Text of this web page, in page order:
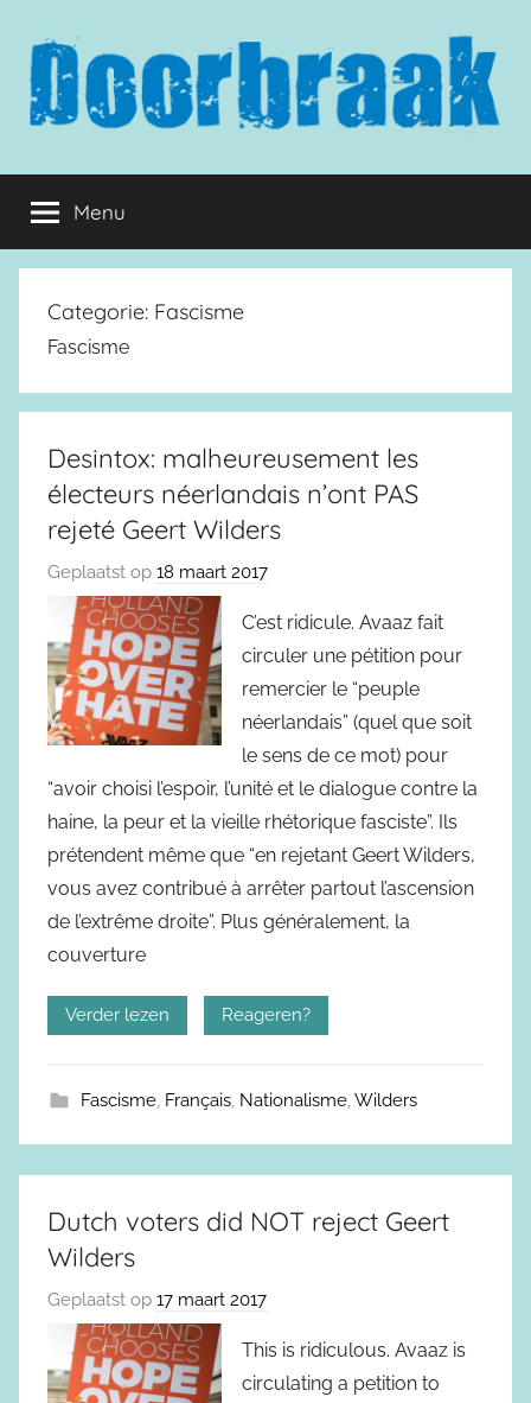
inhoud
springen
Doorbraak.eu
Menu
Categorie: Fascisme
Fascisme
Desintox: malheureusement les
électeurs néerlandais n’ont PAS
rejeté Geert Wilders
Geplaatst op 18 maart 2017
C’est ridicule. Avaaz fait
circuler une pétition pour
remercier le “peuple
néerlandais” (quel que soit
le sens de ce mot) pour
“avoir choisi l’espoir, l’unité et le dialogue contre la
haine, la peur et la vieille rhétorique fasciste”. Ils
prétendent même que “en rejetant Geert Wilders,
vous avez contribué à arrêter partout l’ascension
de l’extrême droite”. Plus généralement, la
couverture
Verder lezen Reageren?
Fascisme, Français, Nationalisme,Wilders
Dutch voters did NOT reject Geert
Wilders
Geplaatst op 17 maart 2017
This is ridiculous. Avaaz is
circulating a petition to